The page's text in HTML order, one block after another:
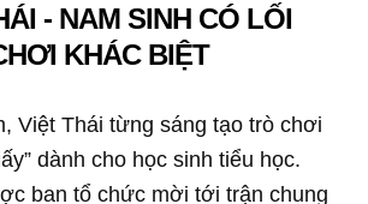
- NAM SINH CÓ LỐI
KHÁC BIỆT
Việt Thái từng sáng tạo trò chơi
dành cho học sinh tiểu học.
ban tổ chức mời tới trận chung